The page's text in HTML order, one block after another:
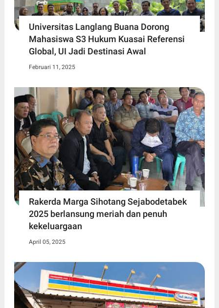
Universitas Langlang Buana Dorong
Mahasiswa S3 Hukum Kuasai Referensi
Global, UI Jadi Destinasi Awal
Februari 11, 2025
Rakerda Marga Sihotang Sejabodetabek
2025 berlansung meriah dan penuh
kekeluargaan
April 05, 2025